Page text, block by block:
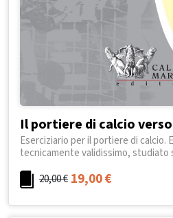
Il portiere di calcio verso
Eserciziario per il portiere di calcio.
tecnicamente validissimo, studiato
20,00€ 19,00€